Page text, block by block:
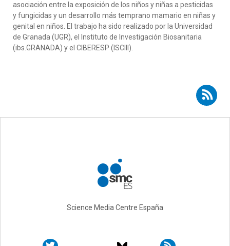
asociación entre la exposición de los niños y niñas a pesticidas
y fungicidas y un desarrollo más temprano mamario en niñas y
genital en niños El trabajo ha sido realizado por la Universidad
de Granada (UGR), el Instituto de Investigación Biosanitaria
(ibs.GRANADA) y el CIBERESP (ISCIII).
Suscribirse a RSS - pesticidas
Science Media Centre España